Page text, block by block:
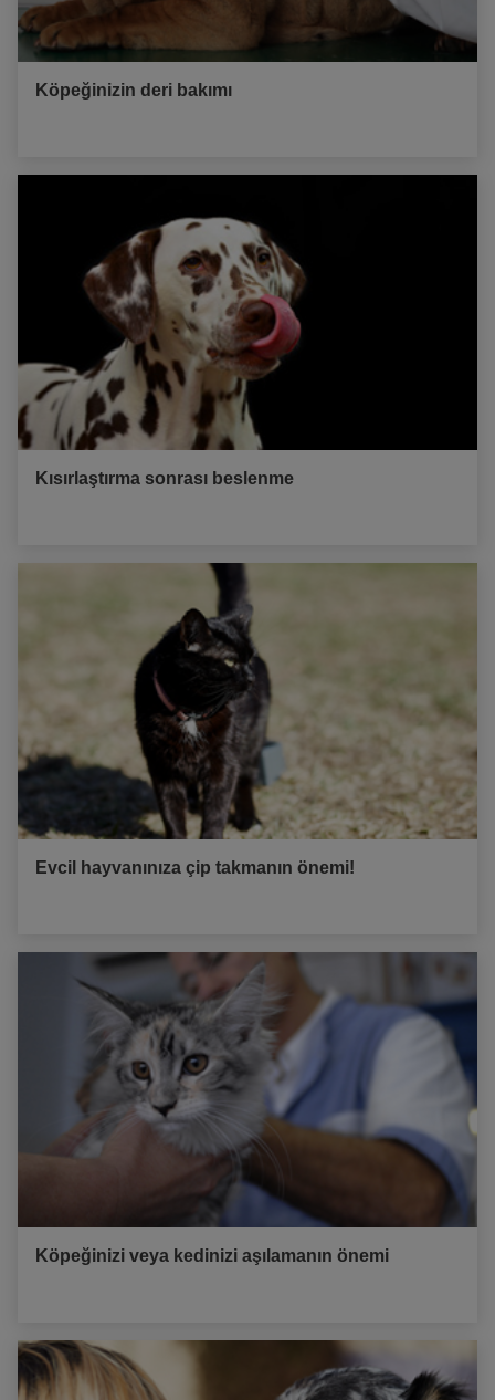
Köpeğinizin deri bakımı
Kısırlaştırma sonrası beslenme
Evcil hayvanınıza çip takmanın önemi!
Köpeğinizi veya kedinizi aşılamanın önemi